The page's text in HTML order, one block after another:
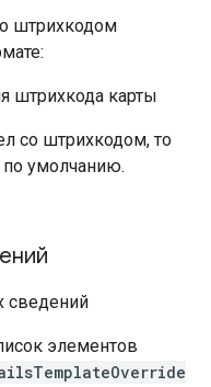
штрихкодом
со штрихкодом, то
по умолчанию.
элементов